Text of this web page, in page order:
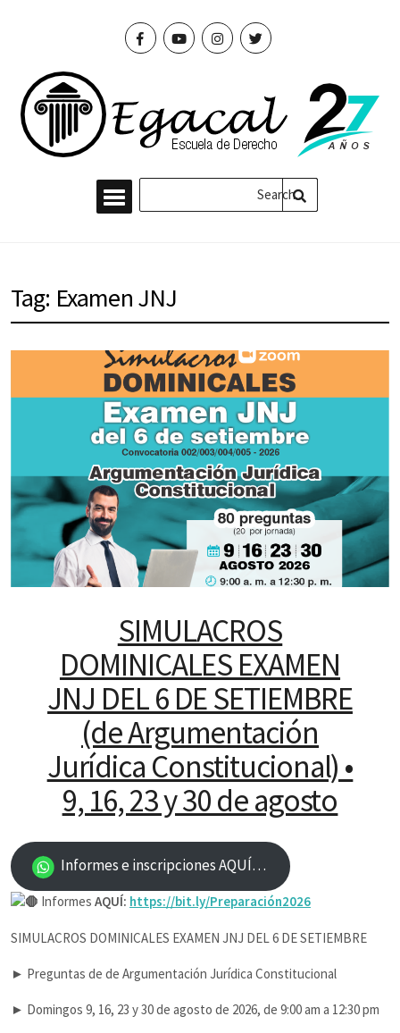
Tag: Examen JNJ
SIMULACROS
DOMINICALES EXAMEN
JNJ DEL 6 DE SETIEMBRE
(de Argumentación
Jurídica Constitucional) •
9, 16, 23 y 30 de agosto
Informes e inscripciones AQUÍ…
Informes AQUÍ: https://bit.ly/Preparación2026
SIMULACROS DOMINICALES EXAMEN JNJ DEL 6 DE SETIEMBRE
► Preguntas de de Argumentación Jurídica Constitucional
► Domingos 9, 16, 23 y 30 de agosto de 2026, de 9:00 am a 12:30 pm